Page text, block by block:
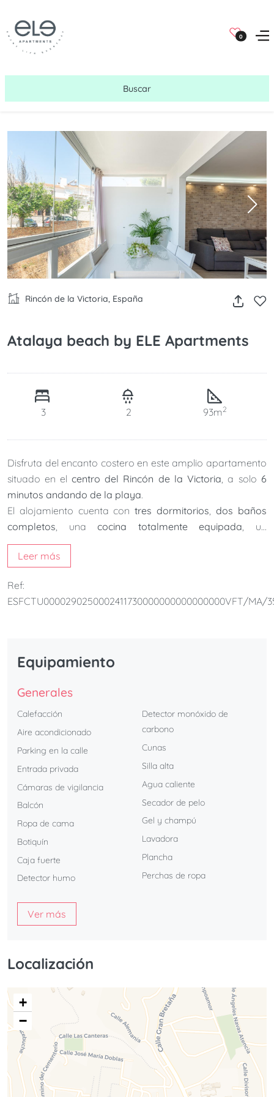
0
Buscar
Rincón de la Victoria, España
Atalaya beach by ELE Apartments
3 2 93m2
Disfruta del encanto costero en este amplio apartamento
situado en el centro del Rincón de la Victoria, a solo 6
minutos andando de la playa.
El alojamiento cuenta con tres dormitorios, dos baños
completos, una cocina totalmente equipada, un
acogedor salón
cerramiento
Su excelente ubicación permite acceder fácilmente a
tiendas, restaurantes y todos los servicios, en una zona
Perfecto para
familias
una ubicación privilegiada en la Costa del Sol.
Leer más
Ref:
ESFCTU0000290250002411730000000000000000VFT/MA/
Equipamiento
Generales
Calefacción
Aire acondicionado
Parking en la calle
Entrada privada
Cámaras de vigilancia
Balcón
Ropa de cama
Botiquín
Caja fuerte
Detector humo
Detector monóxido de
carbono
Cunas
Silla alta
Agua caliente
Secador de pelo
Gel y champú
Lavadora
Plancha
Perchas de ropa
Ver más
Localización
+
−